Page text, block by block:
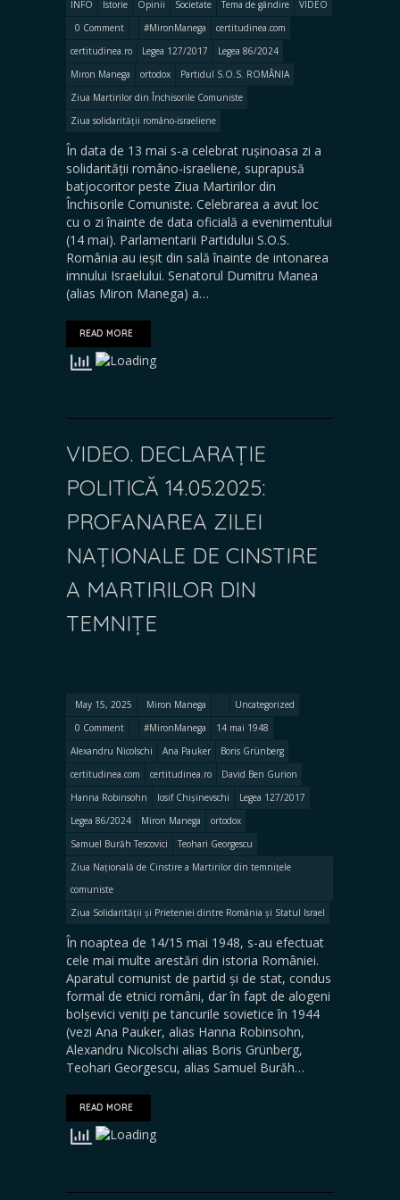
INFO Istorie Opinii Societate Tema de gândire
VIDEO
0 Comment
#MironManega
certitudinea.com
certitudinea.ro
Legea 127/2017
Legea 86/2024
Miron Manega
ortodox
Partidul S.O.S. ROMÂNIA
Ziua Martirilor din Închisorile Comuniste
Ziua solidarității româno-israeliene
În data de 13 mai s-a celebrat rușinoasa zi a
solidarității româno-israeliene, suprapusă
batjocoritor peste Ziua Martirilor din
Închisorile Comuniste. Celebrarea a avut loc
cu o zi înainte de data oficială a evenimentului
(14 mai). Parlamentarii Partidului S.O.S.
România au ieșit din sală înainte de intonarea
imnului Israelului. Senatorul Dumitru Manea
(alias Miron Manega) a…
READ MORE
VIDEO. DECLARAȚIE
POLITICĂ 14.05.2025:
PROFANAREA ZILEI
NAȚIONALE DE CINSTIRE
A MARTIRILOR DIN
TEMNIȚE
May 15, 2025 Miron Manega
Uncategorized
0 Comment
#MironManega
14 mai 1948
Alexandru Nicolschi
Ana Pauker
Boris Grünberg
certitudinea.com
certitudinea.ro
David Ben Gurion
Hanna Robinsohn
Iosif Chișinevschi
Legea 127/2017
Legea 86/2024
Miron Manega
ortodox
Samuel Burăh Tescovici
Teohari Georgescu
Ziua Națională de Cinstire a Martirilor din temnițele
comuniste
Ziua Solidarității și Prieteniei dintre România și Statul Israel
În noaptea de 14/15 mai 1948, s-au efectuat
cele mai multe arestări din istoria României.
Aparatul comunist de partid și de stat, condus
formal de etnici români, dar în fapt de alogeni
bolșevici veniți pe tancurile sovietice în 1944
(vezi Ana Pauker, alias Hanna Robinsohn,
Alexandru Nicolschi alias Boris Grünberg,
Teohari Georgescu, alias Samuel Burăh…
READ MORE